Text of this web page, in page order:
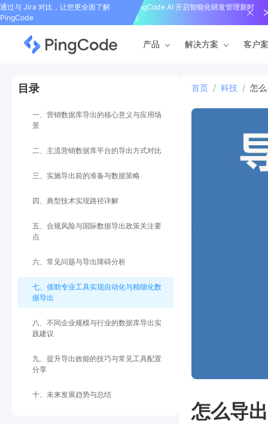
通过与 Jira 对比，让您更全面了解
PingCode
PingCode AI 开启智能化研发管理新时
代
产品 解决方案 客户
目录
一、营销数据库导出的核心意义与应用场
景
二、主流营销数据库平台的导出方式对比
三、实施导出前的准备与数据策略
四、典型技术实现路径详解
五、合规风险与国际数据导出政策关注要
点
六、常见问题与导出障碍分析
七、借助专业工具实现自动化与精细化数
据导出
八、不同企业规模与行业的数据库导出实
践建议
九、提升导出效能的技巧与常见工具配置
分享
十、未来发展趋势与总结
首页 / 科技 / 怎
怎么导